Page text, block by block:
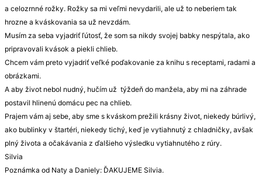
a celozrnné rožky. Rožky sa mi veľmi nevydarili, ale už to neberiem tak
hrozne a kváskovania sa už nevzdám.
Musím za seba vyjadriť ľútosť, že som sa nikdy svojej babky nespýtala, ako
pripravovali kvások a piekli chlieb.
Chcem vám preto vyjadriť veľké poďakovanie za knihu s receptami, radami a
obrázkami.
A aby život nebol nudný, hučím už týždeň do manžela, aby mi na záhrade
postavil hlinenú domácu pec na chlieb.
Prajem vám aj sebe, aby sme s kváskom prežili krásny život, niekedy búrlivý,
ako bublinky v štartéri, niekedy tichý, keď je vytiahnutý z chladničky, avšak
plný života a očakávania z ďalšieho výsledku vytiahnutého z rúry.
Silvia
Poznámka od Naty a Daniely: ĎAKUJEME Silvia.